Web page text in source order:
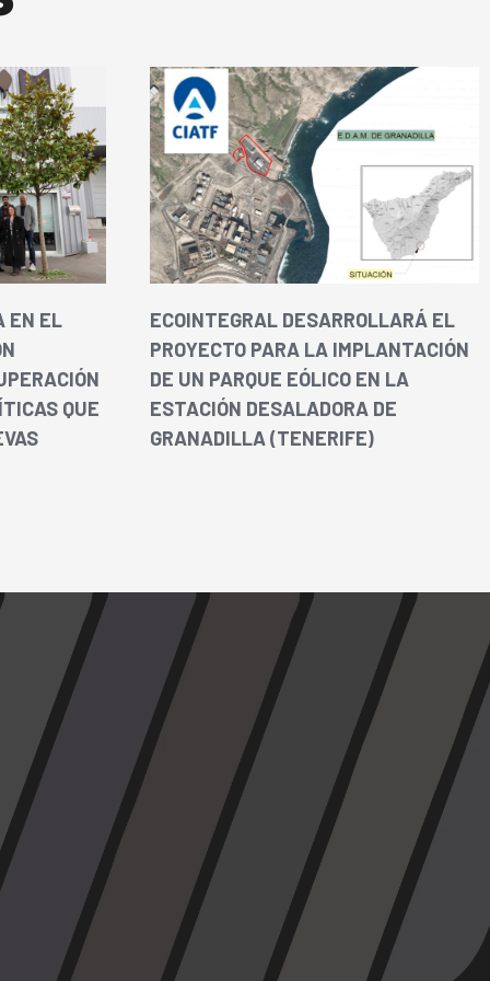
EN EL
QUE
ECOINTEGRAL DESARROLLARÁ EL
PROYECTO PARA LA IMPLANTACIÓN
DE UN PARQUE EÓLICO EN LA
ESTACIÓN DESALADORA DE
GRANADILLA (TENERIFE)